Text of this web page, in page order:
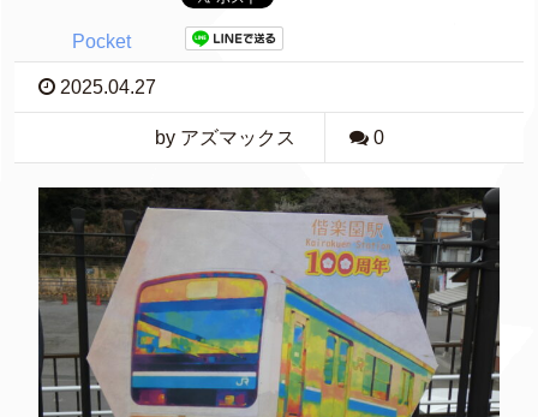
Pocket
2025.04.27
by アズマックス 0